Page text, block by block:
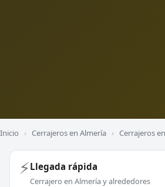
Inicio › Cerrajeros en Almería › Cerrajeros
⚡Llegada rápida
Cerrajero en Almería y alrededores